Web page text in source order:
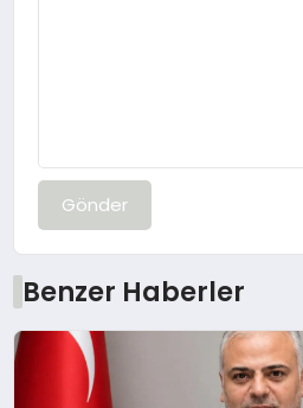
Gönder
Benzer Haberler